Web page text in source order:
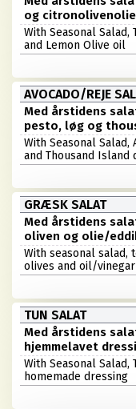
og citronolivenolie
With Seasonal Salad,
and Lemon Olive oil
AVOCADO/REJE
Med årstidens
pesto, løg og
With Seasonal Salad,
and Thousand Island
GRÆSK SALAT
Med årstidens
oliven og olie/
With seasonal salad,
olives and oil/
TUN SALAT
Med årstidens
hjemmelavet
With Seasonal Salad,
homemade dressing